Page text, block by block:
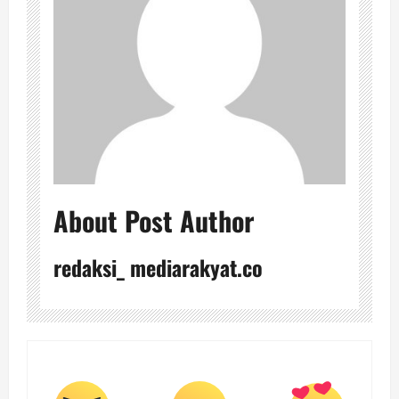
About Post Author
redaksi_ mediarakyat.co